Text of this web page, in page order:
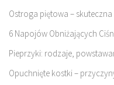
Ostroga piętowa –
6 Napojów Obniżających
Pieprzyki: rodzaje,
Opuchnięte kostki –